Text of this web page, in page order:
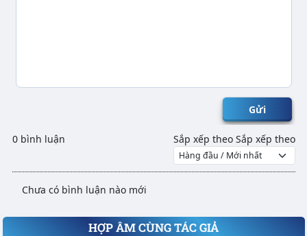
Gửi
0 bình luận Sắp xếp theo Sắp xếp theo
Chưa có bình luận nào mới
HỢP ÂM CÙNG TÁC GIẢ